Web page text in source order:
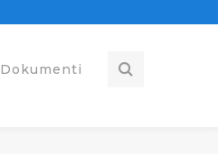
Dokumenti